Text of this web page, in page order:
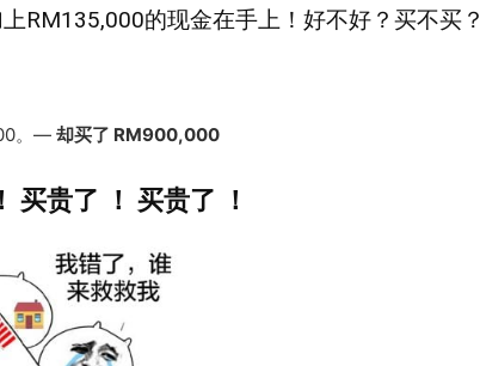
RM135,000的现金在手上！好不好？买不买？
。— 却买了 RM900,000
买贵了 ！ 买贵了 ！